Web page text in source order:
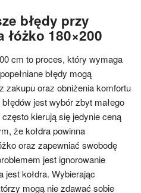
błędy przy
180×200
cm to proces, który wymaga
błędy mogą
zakupu oraz obniżenia komfortu
jest wybór zbyt małego
kierują się jedynie ceną
że kołdra powinna
oraz zapewniać swobodę
jest ignorowanie
jest kołdra. Wybierając
mogą nie zdawać sobie